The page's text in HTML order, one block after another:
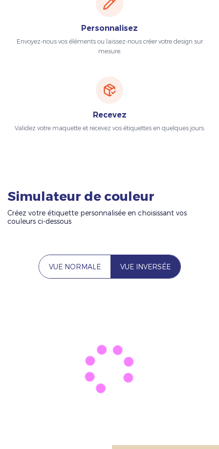
Personnalisez
Envoyez-nous vos éléments ou laissez-nous créer votre design sur
mesure.
Recevez
Validez votre maquette et recevez vos étiquettes en quelques jours.
Simulateur de couleur
Créez votre étiquette personnalisée en choisissant vos
couleurs ci-dessous
VUE NORMALE VUE INVERSÉE